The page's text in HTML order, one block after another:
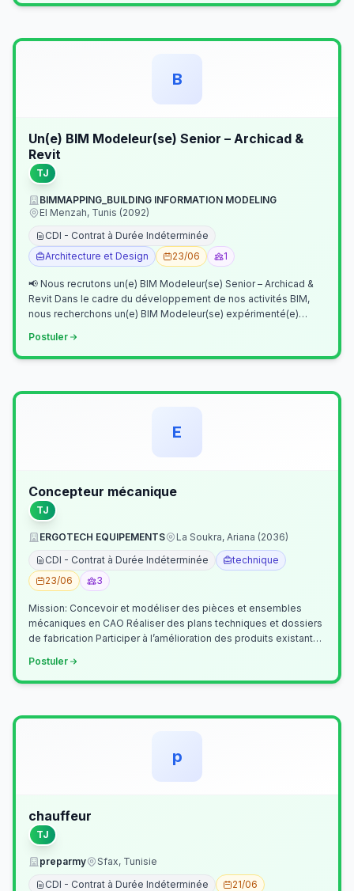
B
Un(e) BIM Modeleur(se) Senior – Archicad &
Revit
TJ
BIMMAPPING_BUILDING INFORMATION MODELING
El Menzah, Tunis (2092)
CDI - Contrat à Durée Indéterminée
Architecture et Design
23/06 1
📢 Nous recrutons un(e) BIM Modeleur(se) Senior – Archicad &
Revit Dans le cadre du développement de nos activités BIM,
nous recherchons un(e) BIM Modeleur(se) expérimenté(e)
Postuler
E
Concepteur mécanique
TJ
ERGOTECH EQUIPEMENTS
La Soukra, Ariana (2036)
CDI - Contrat à Durée Indéterminée
technique
23/06
3
Mission: Concevoir et modéliser des pièces et ensembles
mécaniques en CAO Réaliser des plans techniques et dossiers
de fabrication Participer à l’amélioration des produits existants
Postuler
p
chauffeur
TJ
preparmy
Sfax, Tunisie
CDI - Contrat à Durée Indéterminée
21/06